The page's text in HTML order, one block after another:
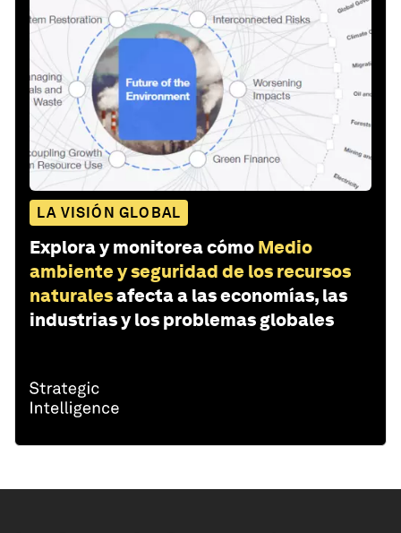
LA VISIÓN GLOBAL
Explora y monitorea cómo Medio
ambiente y seguridad de los recursos
naturalesafecta a las economías, las
industrias y los problemas globales